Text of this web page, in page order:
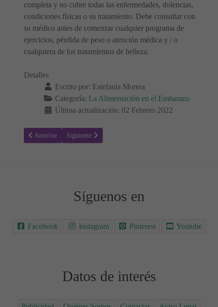
completa y no cubre todas las enfermedades, dolencias,
condiciones físicas o su tratamiento. Debe consultar con
su médico antes de comenzar cualquier programa de
ejercicios, pérdida de peso o atención médica y / o
cualquiera de los tratamientos de belleza.
Detalles
Escrito por: Estefanía Morera
Categoría: La Alimentación en el Embarazo
Última actualización: 02 Febrero 2022
Artículo anterior: Canela durante el embarazo: ¿Es segura?
Anterior Artículo siguiente: Flan durante el embarazo: ¿Es
Siguiente
Síguenos en
Facebook Instagram Pinterest Youtube
Datos de interés